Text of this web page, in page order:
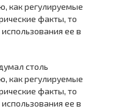
как регулируемые
факты, то
ее в
столь
как регулируемые
факты, то
ее в